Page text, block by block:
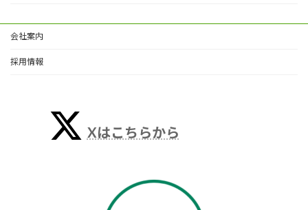
会社案内
採用情報
Xはこちらから